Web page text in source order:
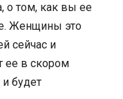
о том, как вы ее
Женщины это
сейчас и
ее в скором
будет